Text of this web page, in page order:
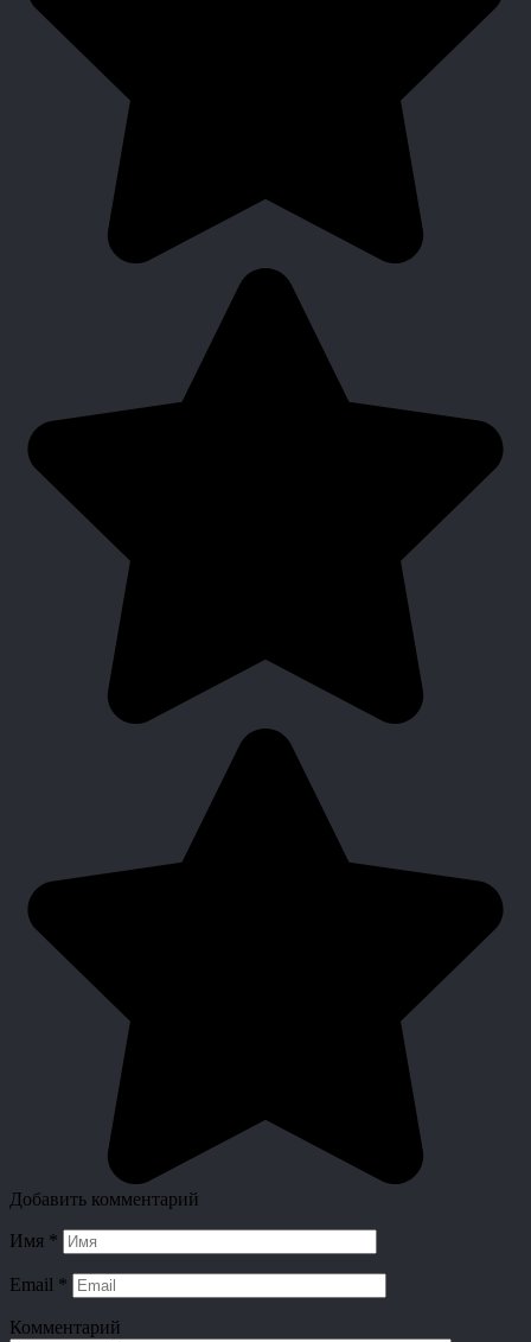
Добавить комментарий
Имя *
Email *
Комментарий